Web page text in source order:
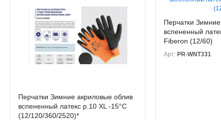
Перчатки Зимние акриловые облив
вспененный латекс р.10 XL -15°С
(12/120/360/2520)*
Перчатки
вспененный
Fiberon (12/60)
Арт: PR-WNT331